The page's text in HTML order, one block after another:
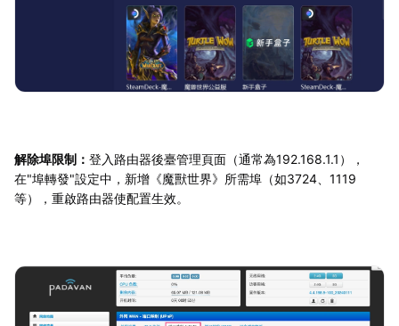
解除埠限制： 登入路由器後臺管理頁面（通常為192.168.1.1），
在"埠轉發"設定中，新增《魔獸世界》所需埠（如3724、1119
等），重啟路由器使配置生效。